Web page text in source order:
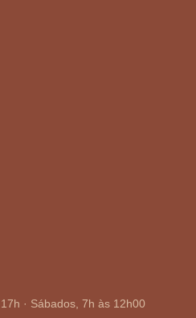
· Sábados, 7h às 12h00